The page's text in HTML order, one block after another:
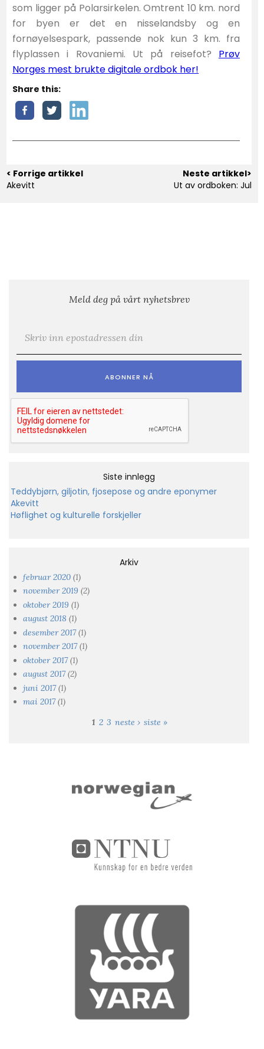
som ligger på Polarsirkelen. Omtrent 10 km. nord
for byen er det en nisselandsby og en
fornøyelsespark, passende nok kun 3 km. fra
flyplassen i Rovaniemi. Ut på reisefot? Prøv
Norges mest brukte digitale ordbok her!
Share this:
< Forrige artikkel
Akevitt
Neste artikkel>
Ut av ordboken: Jul
Meld deg på vårt nyhetsbrev
Siste innlegg
Teddybjørn, giljotin, fjosepose og andre eponymer
Akevitt
Høflighet og kulturelle forskjeller
Arkiv
februar 2020 (1)
november 2019 (2)
oktober 2019 (1)
august 2018 (1)
desember 2017(1)
november 2017(1)
oktober 2017(1)
august 2017(2)
juni 2017(1)
mai 2017(1)
1 2 3 neste › siste »